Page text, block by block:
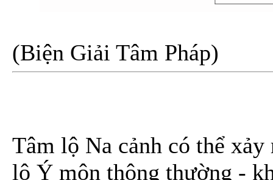
(Biện Giải Tâm Pháp)
Tâm lộ Na cảnh có thể
lộ Ý môn thông thường -